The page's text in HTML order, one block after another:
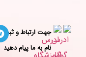
جهت ارتباط و ثبت
نام به ما پیام دهید